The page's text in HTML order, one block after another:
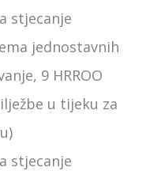
stjecanje
jednostavnih
9 HRROO
u tijeku za
stjecanje